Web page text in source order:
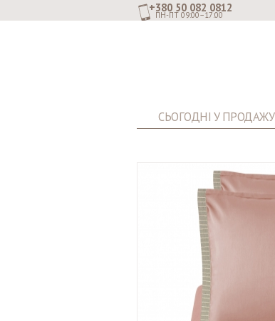
+380 50 082 0812
ПН-ПТ 09:00–17:00
СЬОГОДНІ У ПРОДАЖУ